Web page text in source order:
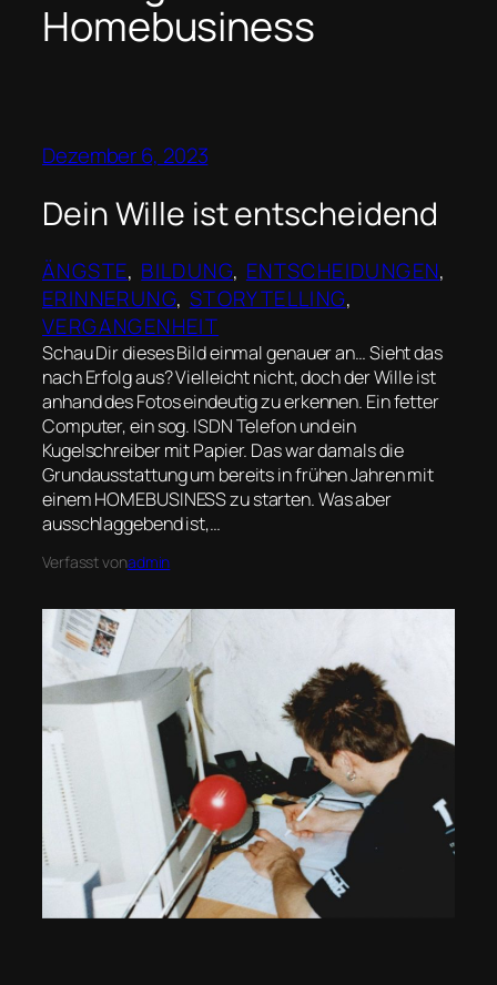
Homebusiness
Dezember 6, 2023
Dein Wille ist entscheidend
ÄNGSTE, BILDUNG, ENTSCHEIDUNGEN
ERINNERUNG, STORYTELLING
VERGANGENHEIT
Schau Dir dieses Bild einmal genauer an… Sieht das
nach Erfolg aus? Vielleicht nicht, doch der Wille ist
anhand des Fotos eindeutig zu erkennen. Ein fetter
Computer, ein sog. ISDN Telefon und ein
Kugelschreiber mit Papier. Das war damals die
Grundausstattung um bereits in frühen Jahren mit
einem HOMEBUSINESS zu starten. Was aber
ausschlaggebend ist,…
Verfasst vonadmin